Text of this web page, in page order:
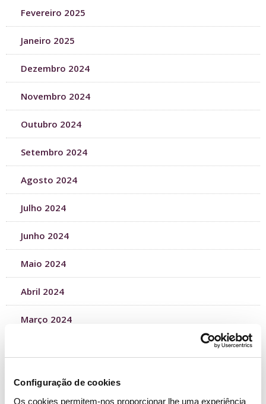
Configuração de cookies
Os cookies permitem-nos proporcionar lhe uma experiência
Fevereiro 2025
Janeiro 2025
Dezembro 2024
Novembro 2024
Outubro 2024
Setembro 2024
Agosto 2024
Julho 2024
Junho 2024
Maio 2024
Abril 2024
Março 2024